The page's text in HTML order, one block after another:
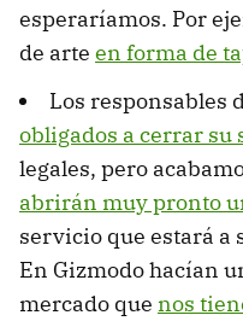
esperaríamos. Por
de arte en forma de
Los responsables
obligados a cerrar su
legales, pero
abrirán muy pronto
servicio que estará a
En Gizmodo hacían
mercado que nos